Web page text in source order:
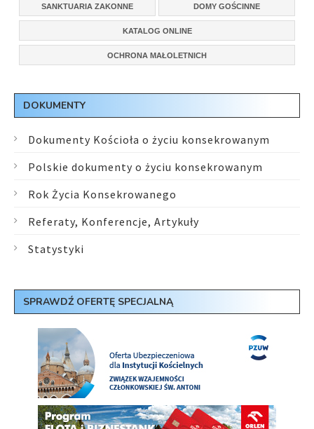
SANKTUARIA ZAKONNE DOMY GOŚCINNE
KATALOG ONLINE
OCHRONA MAŁOLETNICH
DOKUMENTY
Dokumenty Kościoła o życiu konsekrowanym
Polskie dokumenty o życiu konsekrowanym
Rok Życia Konsekrowanego
Referaty, Konferencje, Artykuły
Statystyki
SPRAWDŹ OFERTĘ SPECJALNĄ